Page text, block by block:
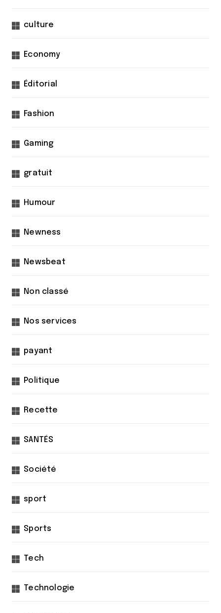
culture
Economy
Éditorial
Fashion
Gaming
gratuit
Humour
Newness
Newsbeat
Non classé
Nos services
payant
Politique
Recette
SANTÉS
Société
sport
Sports
Tech
Technologie